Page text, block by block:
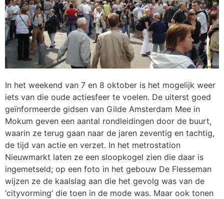
In het weekend van 7 en 8 oktober is het mogelijk weer
iets van die oude actiesfeer te voelen. De uiterst goed
geïnformeerde gidsen van Gilde Amsterdam Mee in
Mokum geven een aantal rondleidingen door de buurt,
waarin ze terug gaan naar de jaren zeventig en tachtig,
de tijd van actie en verzet. In het metrostation
Nieuwmarkt laten ze een sloopkogel zien die daar is
ingemetseld; op een foto in het gebouw De Flesseman
wijzen ze de kaalslag aan die het gevolg was van de
‘cityvorming’ die toen in de mode was. Maar ook tonen